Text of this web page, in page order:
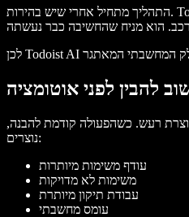
רעש. כשהפעולה קודמת להבנה,
נוצרים:
עודף משימות מיותרות
משימות לא מדויקות
עבודת תיקון מיותרת
עומס מחשבתי